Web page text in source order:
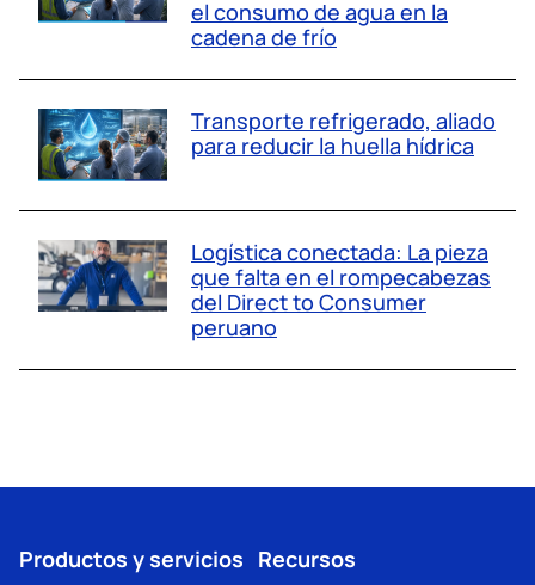
el consumo de agua en la
cadena de frío
Transporte refrigerado, aliado
para reducir la huella hídrica
Logística conectada: La pieza
que falta en el rompecabezas
del Direct to Consumer
peruano
Productos y servicios Recursos